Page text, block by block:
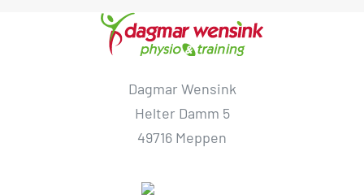
Dagmar Wensink
Helter Damm 5
49716 Meppen